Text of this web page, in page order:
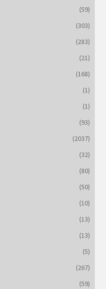
(59)
(303)
(283)
(21)
(168)
(1)
(1)
(93)
(2037)
(32)
(80)
(50)
(10)
(13)
(13)
(5)
(267)
(59)